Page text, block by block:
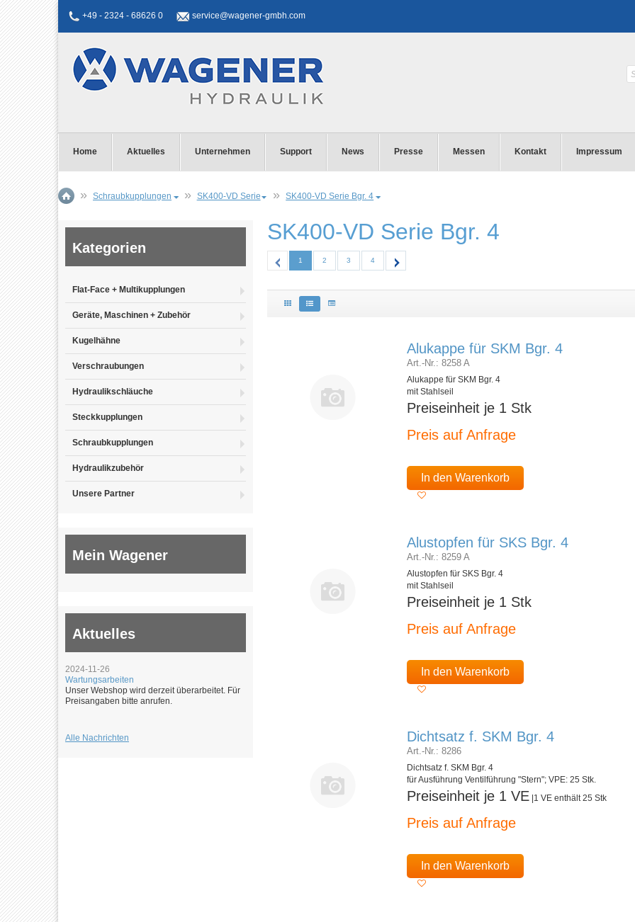
+49 - 2324 - 68626 0 service@wagener-gmbh.com
Home Aktuelles Unternehmen Support News Presse Messen Kontakt Impressum
Schraubkupplungen SK400-VD Serie SK400-VD Serie Bgr. 4
Kategorien
Flat-Face + Multikupplungen
Geräte, Maschinen + Zubehör
Kugelhähne
Verschraubungen
Hydraulikschläuche
Steckkupplungen
Schraubkupplungen
Hydraulikzubehör
Unsere Partner
Mein Wagener
Aktuelles
2024-11-26
Wartungsarbeiten
Unser Webshop wird derzeit überarbeitet. Für
Preisangaben bitte anrufen.
Alle Nachrichten
SK400-VD Serie Bgr. 4
1 2 3 4
Alukappe für SKM Bgr. 4
Art.-Nr.: 8258 A
Alukappe für SKM Bgr. 4
mit Stahlseil
Preiseinheit je 1 Stk
Preis auf Anfrage
In den Warenkorb
Alustopfen für SKS Bgr. 4
Art.-Nr.: 8259 A
Alustopfen für SKS Bgr. 4
mit Stahlseil
Preiseinheit je 1 Stk
Preis auf Anfrage
In den Warenkorb
Dichtsatz f. SKM Bgr. 4
Art.-Nr.: 8286
Dichtsatz f. SKM Bgr. 4
für Ausführung Ventilführung "Stern"; VPE: 25 Stk.
Preiseinheit je 1 VE |1 VE enthält 25 Stk
Preis auf Anfrage
In den Warenkorb